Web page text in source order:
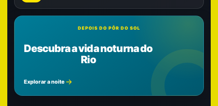
DEPOIS DO PÔR DO SOL
Descubra a vida noturna do
Rio
Explorar a noite